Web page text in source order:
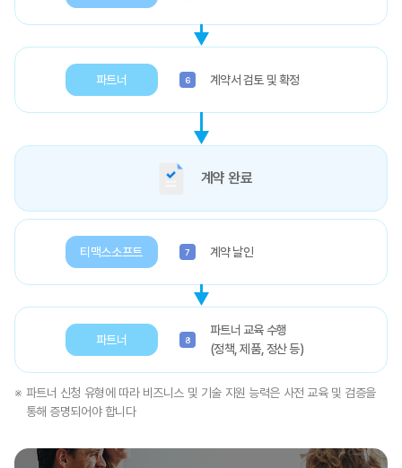
파트너 6 계약서 검토 및 확정
계약 완료
티맥스소프트 7 계약 날인
파트너 8
파트너 교육 수행
(정책, 제품, 정산 등)
※ 파트너 신청 유형에 따라 비즈니스 및 기술 지원 능력은 사전 교육 및 검증을
통해 증명되어야 합니다